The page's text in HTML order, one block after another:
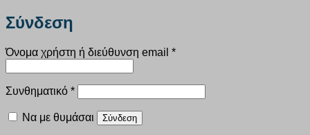
Σύνδεση
Όνομα χρήστη ή διεύθυνση email *Απαιτείται
Συνθηματικό *Απαιτείται
Να με θυμάσαι Σύνδεση